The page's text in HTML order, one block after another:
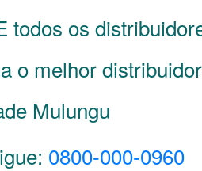
todos os
o melhor
Mulungu
0800-000-0960